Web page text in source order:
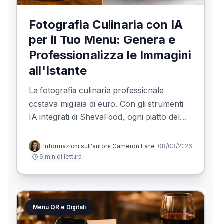
Fotografia Culinaria con IA
per il Tuo Menu: Genera e
Professionalizza le Immagini
all'Istante
La fotografia culinaria professionale
costava migliaia di euro. Con gli strumenti
IA integrati di ShevaFood, ogni piatto del
in pochi secondi.
Informazioni sull'autore Cameron Lane 08/03/2026
6 min di lettura
Menu QR e Digitali